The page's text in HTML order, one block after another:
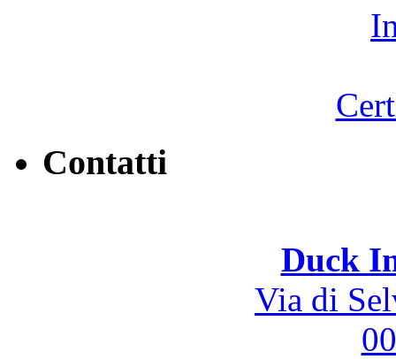
Contatti
Duck
Via di